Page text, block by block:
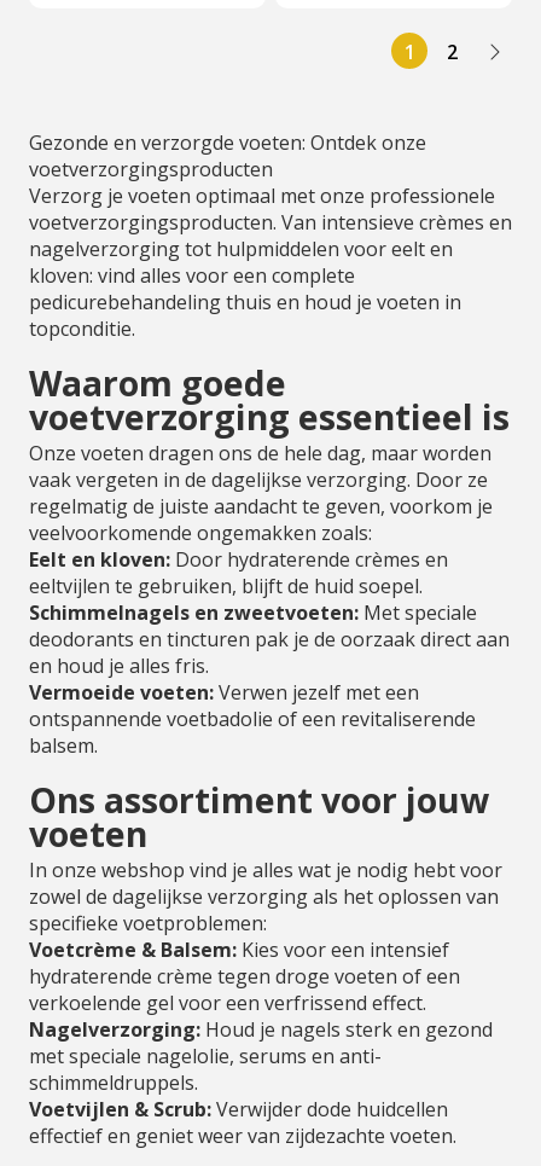
1 2
Gezonde en verzorgde voeten: Ontdek onze
voetverzorgingsproducten
Verzorg je voeten optimaal met onze professionele
voetverzorgingsproducten. Van intensieve crèmes en
nagelverzorging tot hulpmiddelen voor eelt en
kloven: vind alles voor een complete
pedicurebehandeling thuis en houd je voeten in
topconditie.
Waarom goede
voetverzorging essentieel is
Onze voeten dragen ons de hele dag, maar worden
vaak vergeten in de dagelijkse verzorging. Door ze
regelmatig de juiste aandacht te geven, voorkom je
veelvoorkomende ongemakken zoals:
Eelt en kloven: Door hydraterende crèmes en
eeltvijlen te gebruiken, blijft de huid soepel.
Schimmelnagels en zweetvoeten: Met speciale
deodorants en tincturen pak je de oorzaak direct aan
en houd je alles fris.
Vermoeide voeten:Verwen jezelf met een
ontspannende voetbadolie of een revitaliserende
balsem.
Ons assortiment voor jouw
voeten
In onze webshop vind je alles wat je nodig hebt voor
zowel de dagelijkse verzorging als het oplossen van
specifieke voetproblemen:
Voetcrème & Balsem: Kies voor een intensief
hydraterende crème tegen droge voeten of een
verkoelende gel voor een verfrissend effect.
Nagelverzorging: Houd je nagels sterk en gezond
met speciale nagelolie, serums en anti-
schimmeldruppels.
Voetvijlen & Scrub:Verwijder dode huidcellen
effectief en geniet weer van zijdezachte voeten.